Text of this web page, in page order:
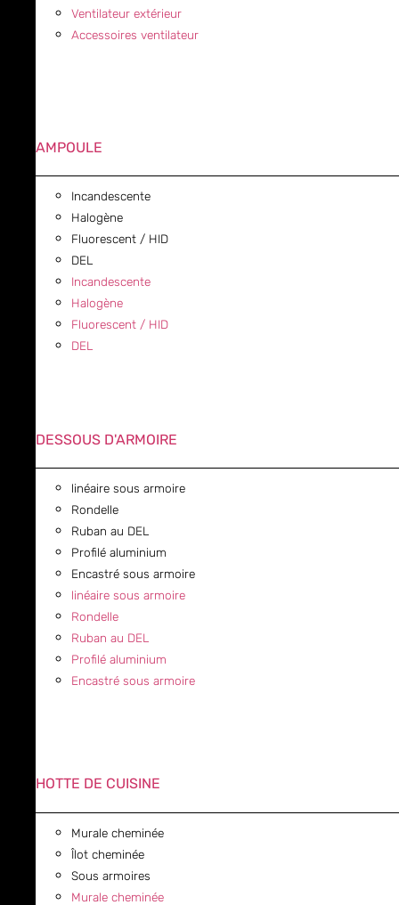
Ventilateur extérieur
Accessoires ventilateur
AMPOULE
Incandescente
Halogène
Fluorescent / HID
DEL
Incandescente
Halogène
Fluorescent / HID
DEL
DESSOUS D'ARMOIRE
linéaire sous armoire
Rondelle
Ruban au DEL
Profilé aluminium
Encastré sous armoire
linéaire sous armoire
Rondelle
Ruban au DEL
Profilé aluminium
Encastré sous armoire
HOTTE DE CUISINE
Murale cheminée
Îlot cheminée
Sous armoires
Murale cheminée